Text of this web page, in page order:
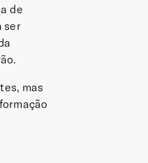
de
ser
mas